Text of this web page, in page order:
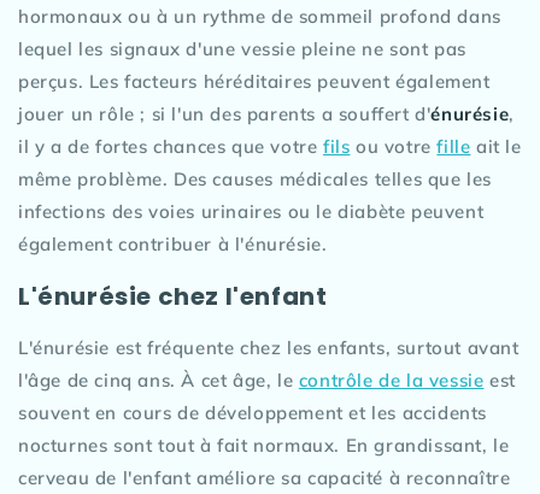
hormonaux ou à un rythme de sommeil profond dans
lequel les signaux d'une vessie pleine ne sont pas
perçus. Les facteurs héréditaires peuvent également
jouer un rôle ; si l'un des parents a souffert d'énurésie,
il y a de fortes chances que votrefils ou votrefille ait le
même problème. Des causes médicales telles que les
infections des voies urinaires ou le diabète peuvent
également contribuer à l'énurésie.
L'énurésie chez l'enfant
L'énurésie est fréquente chez les enfants, surtout avant
l'âge de cinq ans. À cet âge, le contrôle de la vessie est
souvent en cours de développement et les accidents
nocturnes sont tout à fait normaux. En grandissant, le
cerveau de l'enfant améliore sa capacité à reconnaître